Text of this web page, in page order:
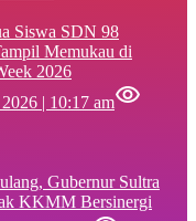
Siswa SDN 98
Memukau di
2026
| 10:17 am
Gubernur Sultra
KKMM Bersinergi